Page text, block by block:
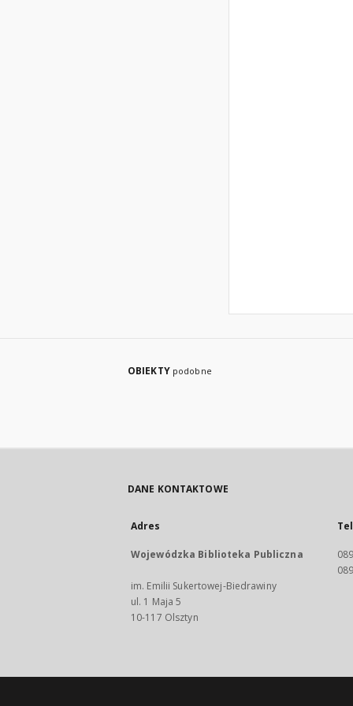
OBIEKTY podobne
DANE KONTAKTOWE
Adres
Wojewódzka Biblioteka Publiczna
im. Emilii Sukertowej-Biedrawiny
ul. 1 Maja 5
10-117 Olsztyn